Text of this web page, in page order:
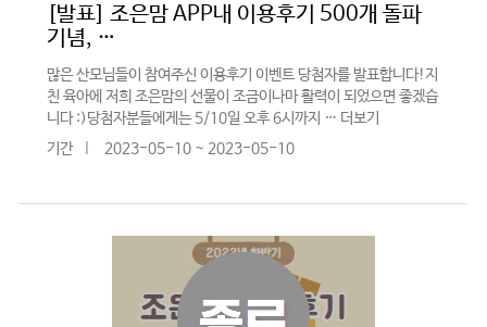
[발표] 조은맘 APP내 이용후기 500개 돌파
기념, …
많은 산모님들이 참여주신 이용후기 이벤트 당첨자를 발표합니다!지
친 육아에 저희 조은맘의 선물이 조금이나마 활력이 되었으면 좋겠습
니다 :)당첨자분들에게는 5/10일 오후 6시까지 … 더보기
기간
2023-05-10 ~ 2023-05-10